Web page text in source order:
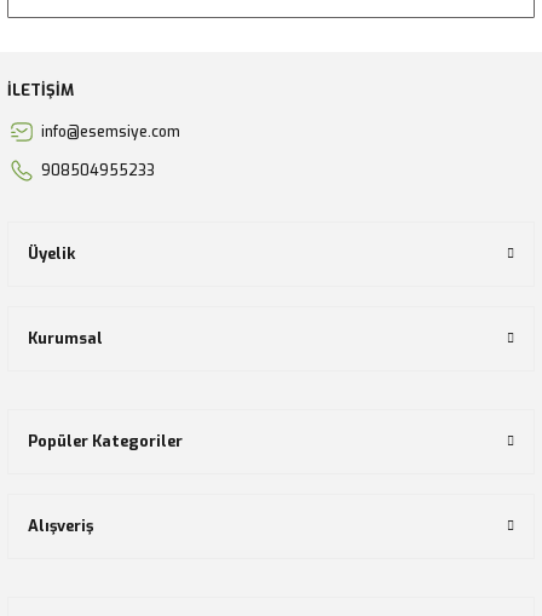
İLETİŞİM
info@esemsiye.com
908504955233
Üyelik
Kurumsal
Popüler Kategoriler
Alışveriş